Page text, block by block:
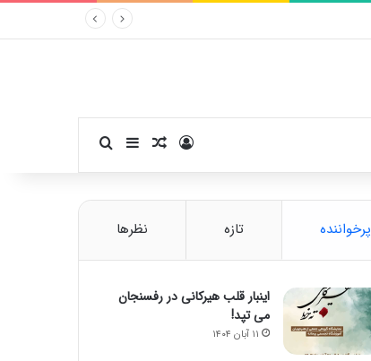
ورودنوشته تصادفی
سایدبارجستجو برای
پرخواننده تازه نظرها
اینبار قلب هیرکانی در رفسنجان
می تپد!
۱۱ آبان ۱۴۰۴